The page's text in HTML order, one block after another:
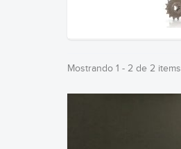
Mostrando 1 - 2 de 2 items